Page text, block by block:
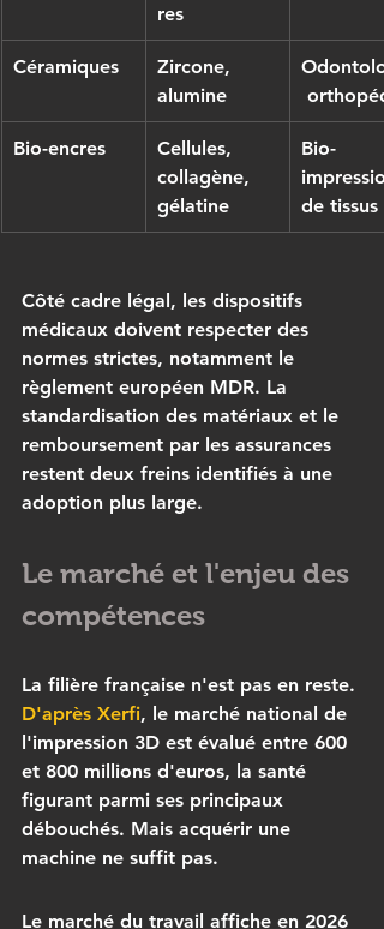
res
Céramiques
Zircone,
alumine
Bio-encres
Cellules,
collagène,
gélatine
Bio-
de tissus
Côté cadre légal, les dispositifs
médicaux doivent respecter des
normes strictes, notamment le
règlement européen MDR. La
standardisation des matériaux et le
remboursement par les assurances
restent deux freins identifiés à une
adoption plus large.
Le marché et l'enjeu des
compétences
La filière française n'est pas en reste.
D'après Xerfi, le marché national de
l'impression 3D est évalué entre 600
et 800 millions d'euros, la santé
figurant parmi ses principaux
débouchés. Mais acquérir une
machine ne suffit pas.
Le marché du travail affiche en 2026